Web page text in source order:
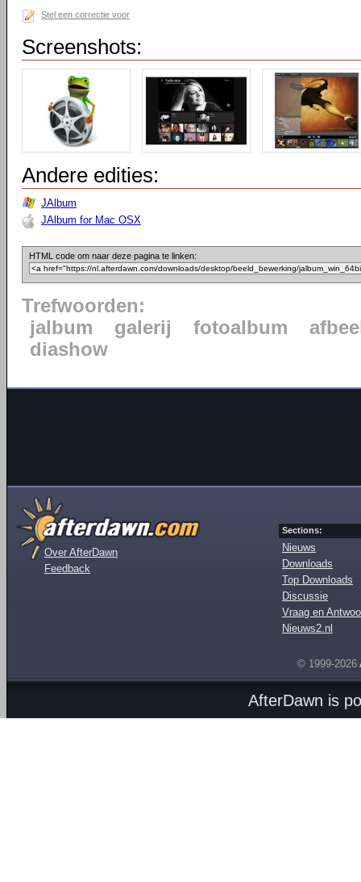
Stel een correctie voor
Screenshots:
Andere edities:
JAlbum
JAlbum for Mac OSX
HTML code om naar deze pagina te linken:
Trefwoorden:
jalbum
galerij fotoalbum
diashow
Over AfterDawn
Feedback
Sections:
Nieuws
Downloads
Top Downloads
Discussie
Vraag en
Nieuws2.nl
© 1999-2026
AfterDawn is